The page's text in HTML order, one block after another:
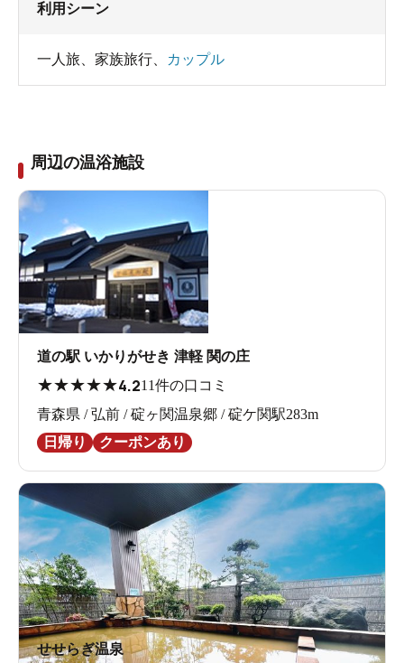
利用シーン
一人旅 家族旅行 カップル
周辺の温浴施設
道の駅 いかりがせき 津軽 関の庄
★★★★★4.211件の口コミ
青森県 / 弘前 / 碇ヶ関温泉郷 / 碇ケ関駅283m
日帰り
クーポンあり
せせらぎ温泉